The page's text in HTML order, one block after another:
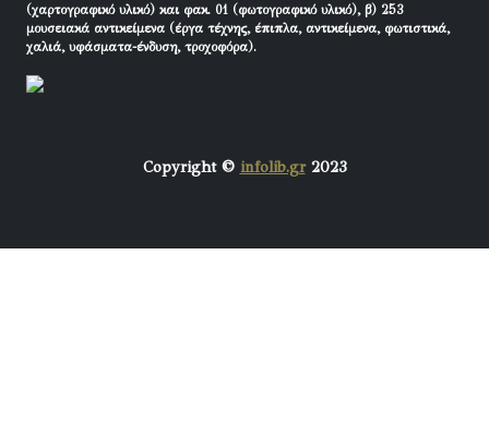
(χαρτογραφικό υλικό) και φακ. 01 (φωτογραφικό υλικό), β) 253
μουσειακά αντικείμενα (έργα τέχνης, έπιπλα, αντικείμενα, φωτιστικά,
χαλιά, υφάσματα-ένδυση, τροχοφόρα).
Copyright © infolib.gr2023